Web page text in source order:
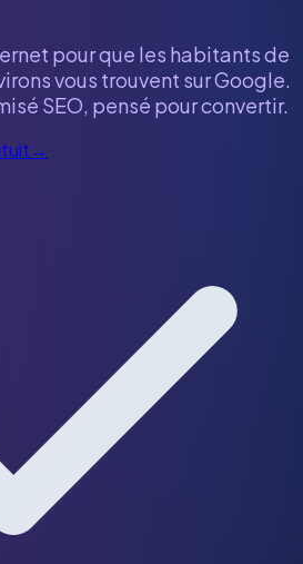
pour que les habitants de
vous trouvent sur Google.
SEO, pensé pour convertir.
→